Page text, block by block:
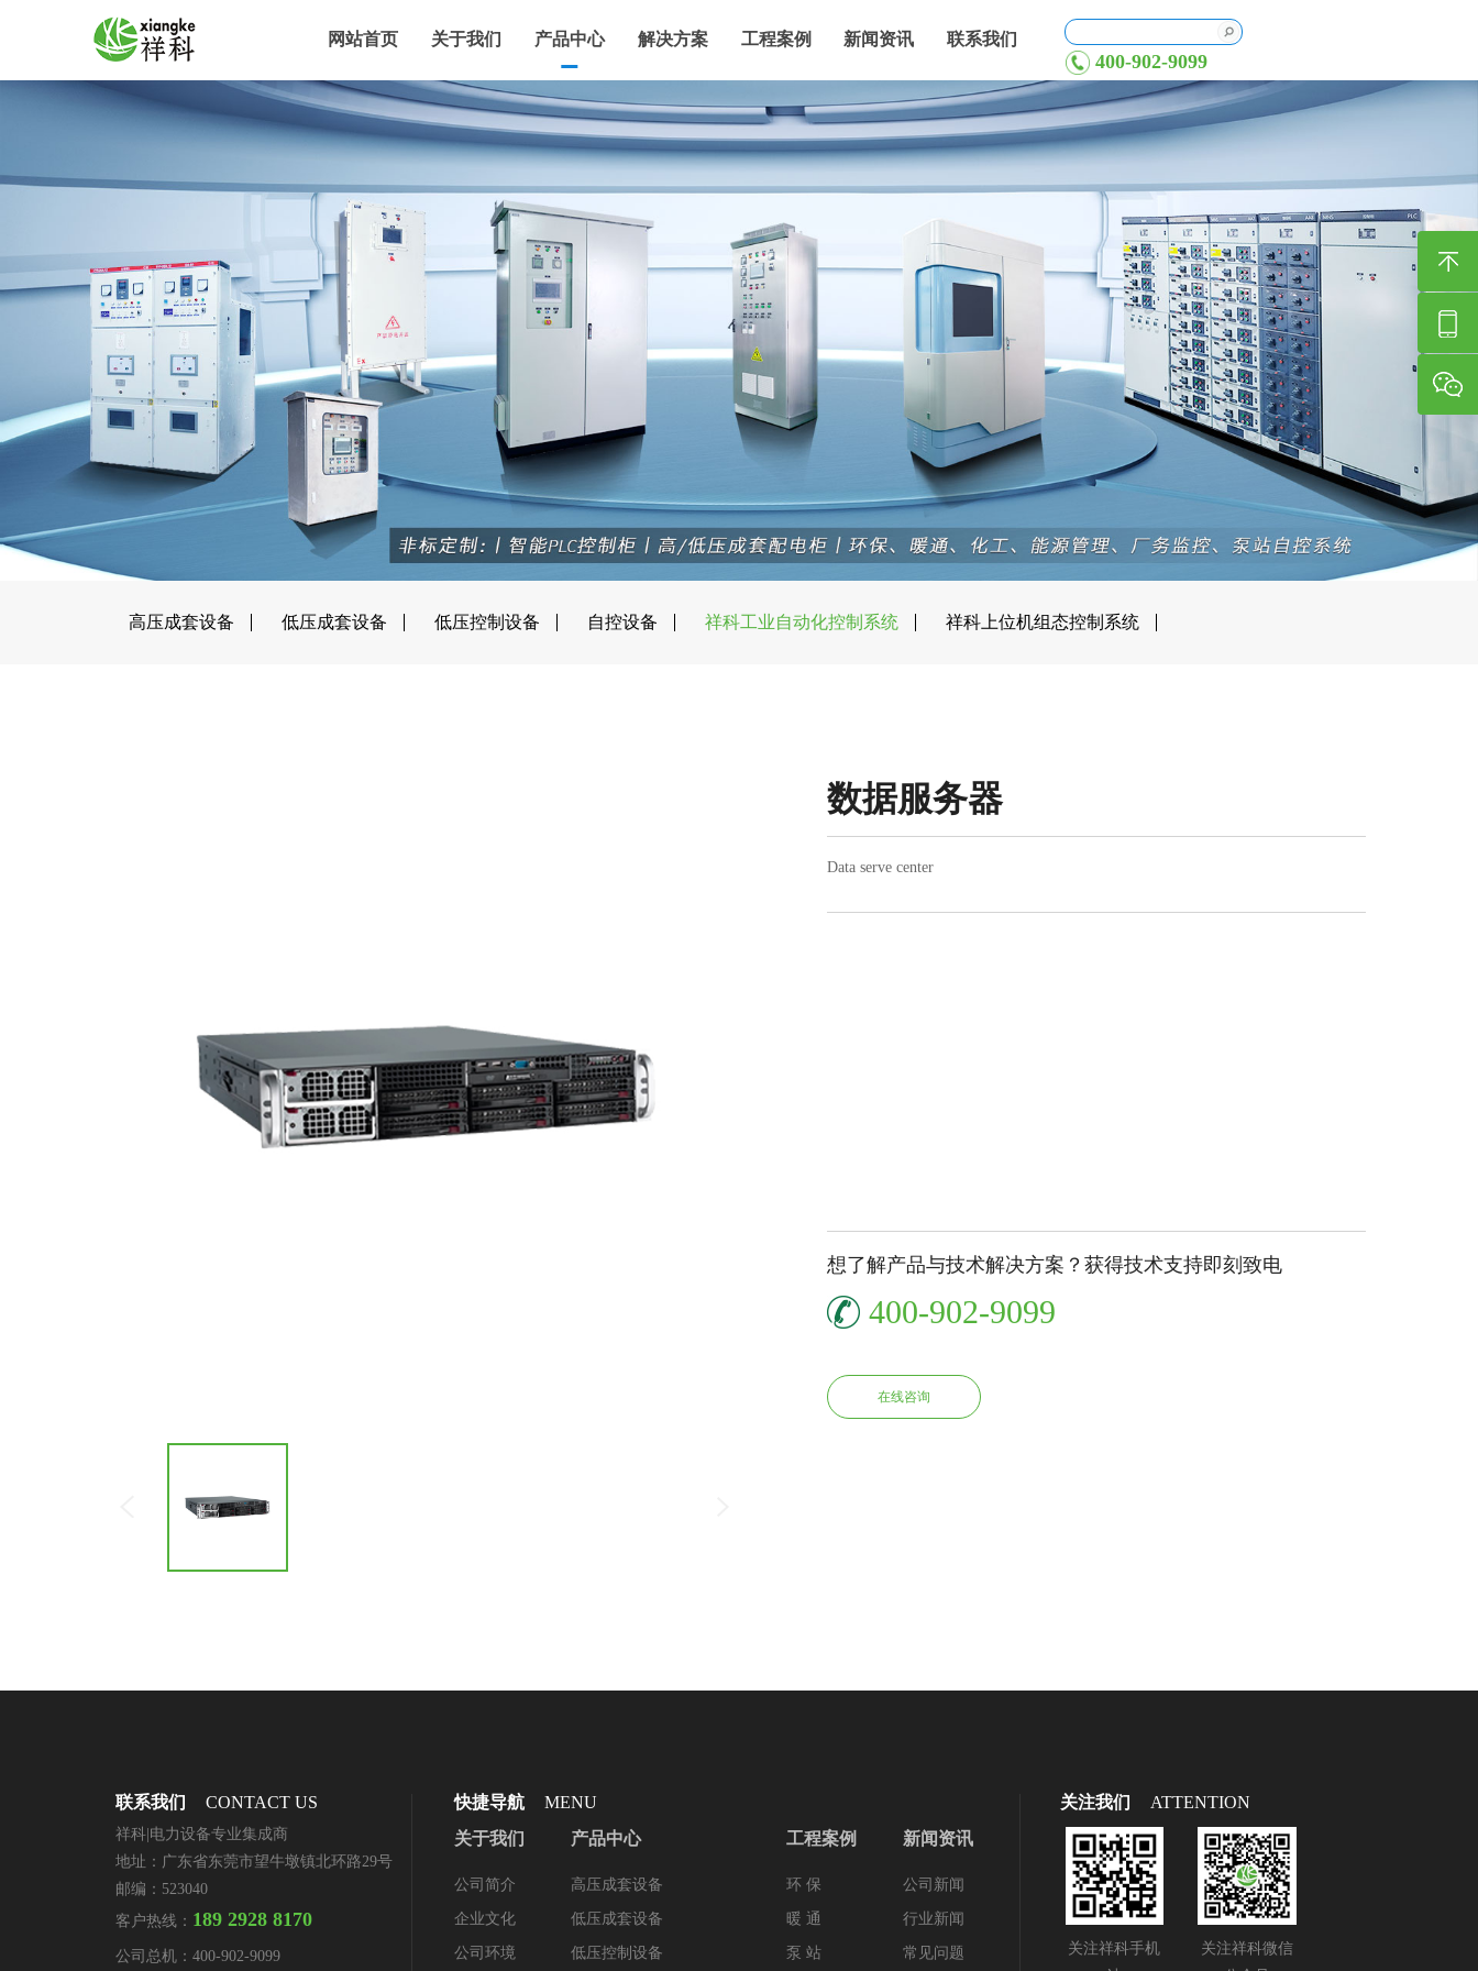
网站首页 关于我们 产品中心 解决方案 工程案例 新闻资讯 联系我们
400-902-9099
高压成套设备 低压成套设备 低压控制设备 自控设备 祥科工业自动化控制系统 祥科上位机组态控制系统
数据服务器
Data serve center
想了解产品与技术解决方案？获得技术支持即刻致电
400-902-9099
在线咨询
联系我们 CONTACT US
祥科|电力设备专业集成商
地址：广东省东莞市望牛墩镇北环路29号
邮编：523040
客户热线： 189 2928 8170
公司总机： 400-902-9099
快捷导航
MENU
关于我们
公司简介
企业文化
公司环境
产品中心
高压成套设备
低压成套设备
低压控制设备
工程案例
环 保
暖 通
泵 站
新闻资讯
公司新闻
行业新闻
常见问题
关注我们 ATTENTION
关注祥科手机
关注祥科微信